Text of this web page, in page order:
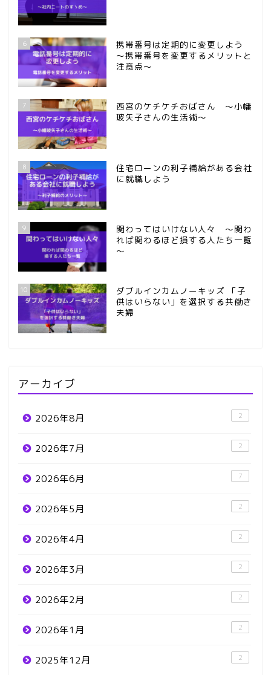
6
携帯番号は定期的に変更しよう
～携帯番号を変更するメリットと
注意点～
7
西宮のケチケチおばさん ～小幡
玻矢子さんの生活術～
8
住宅ローンの利子補給がある会社
に就職しよう
9
関わってはいけない人々 ～関わ
れば関わるほど損する人たち一覧
～
10
ダブルインカムノーキッズ 「子
供はいらない」を選択する共働き
夫婦
アーカイブ
2026年8月 2
2026年7月 2
2026年6月 7
2026年5月 2
2026年4月 2
2026年3月 2
2026年2月 2
2026年1月 2
2025年12月 2